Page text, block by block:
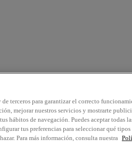
terceros para garantizar el correcto
mejorar nuestros servicios y mostrarte
hábitos de navegación. Puedes aceptar todas
tus preferencias para seleccionar qué tipos
Para más información, consulta nuestra